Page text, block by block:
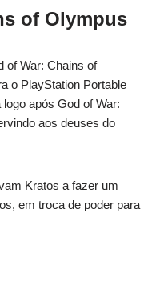
of Olympus
of War: Chains of
o PlayStation Portable
após God of War:
aos deuses do
Kratos a fazer um
em troca de poder para